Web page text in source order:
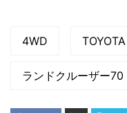
4WD TOYOTA
ランドクルーザー70